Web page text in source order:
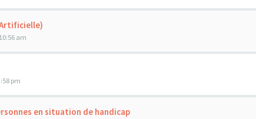
am
pm
en situation de handicap